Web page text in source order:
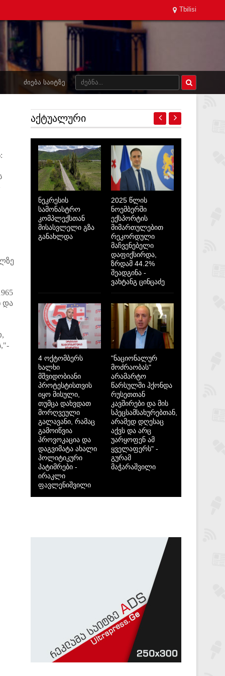
Tbilisi
ᲫᲘᲔᲑᲐ ᲡᲐᲘᲢᲖᲔ
და
ᲐᲥᲢᲣᲐᲚᲣᲠᲘ
ნეკრესის
სამონასტრო
კომპლექსთან
მისასვლელი გზა
განახლდა
2025 წლის
ნოემბერში
ექსპორტის
მიმართულებით
რეკორდული
მაჩვენებელი
დაფიქსირდა,
ზრდამ 44.2%
შეადგინა -
ვახტანგ ცინცაძე
4 ოქტომბერს
ხალხი
მშვიდობიანი
პროტესტისთვის
იყო მისული,
თუმცა დახვდათ
მორღვეული
გალავანი, რამაც
გამოიწვია
პროვოკაცია და
დაგვიმატა ახალი
პოლიტიკური
პატიმრები -
ირაკლი
ფავლენიშვილი
"ნაციონალურ
მოძრაობას"
არამარტო
წარსულში ჰქონდა
რუსეთთან
კავშირები და მის
სპეცსამსახურებთან,
არამედ დღესაც
აქვს და არც
უარყოფენ ამ
ყველაფერს" -
გურამ
მაჭარაშვილი